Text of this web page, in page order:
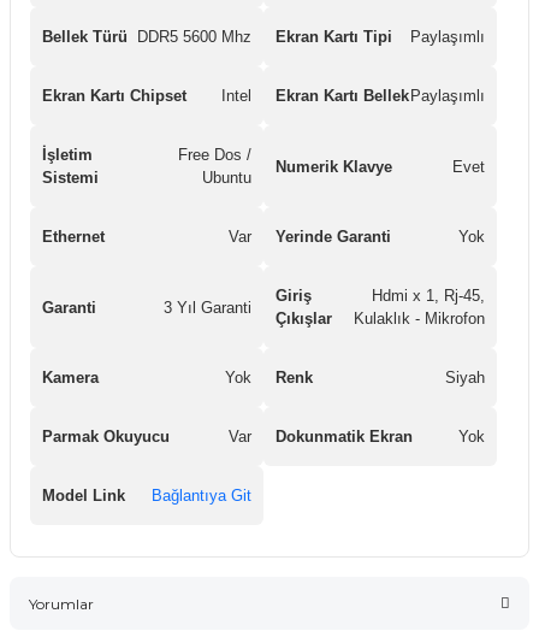
Bellek Türü DDR5 5600 Mhz Ekran Kartı Tipi Paylaşımlı
Ekran Kartı Chipset Intel Ekran Kartı Bellek Paylaşımlı
İşletim
Sistemi
Free Dos /
Ubuntu
Numerik Klavye Evet
Ethernet Var Yerinde Garanti Yok
Garanti 3 Yıl Garanti
Giriş
Çıkışlar
Hdmi x 1, Rj-45,
Kulaklık - Mikrofon
Kamera Yok Renk Siyah
Parmak Okuyucu Var Dokunmatik Ekran Yok
Model Link Bağlantıya Git
Yorumlar